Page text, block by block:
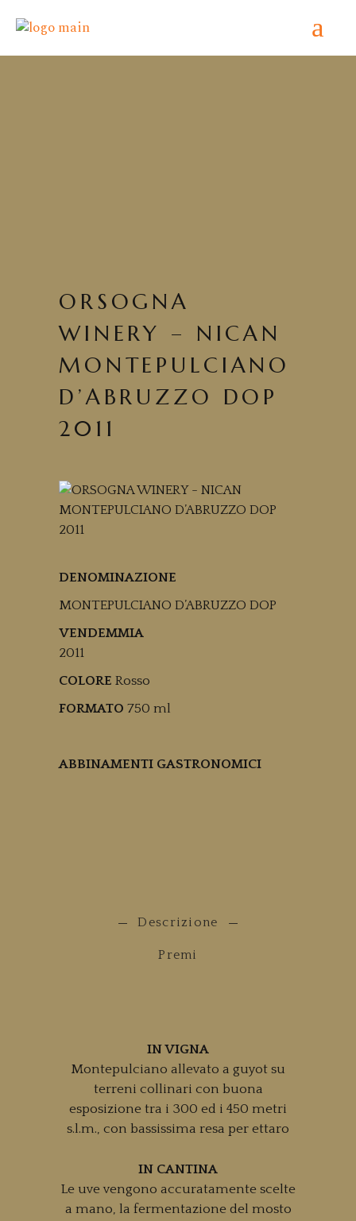
ORSOGNA
WINERY – NICAN
MONTEPULCIANO
D’ABRUZZO DOP
2011
DENOMINAZIONE
MONTEPULCIANO D’ABRUZZO DOP
VENDEMMIA
2011
COLORE Rosso
FORMATO 750 ml
ABBINAMENTI GASTRONOMICI
Descrizione
Premi
IN VIGNA
Montepulciano allevato a guyot su
terreni collinari con buona
esposizione tra i 300 ed i 450 metri
s.l.m., con bassissima resa per ettaro
IN CANTINA
Le uve vengono accuratamente scelte
a mano, la fermentazione del mosto